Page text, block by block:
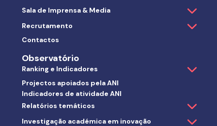
Sala de Imprensa & Media
Recrutamento
Contactos
Observatório
Ranking e Indicadores
Projectos apoiados pela ANI
Indicadores de atividade ANI
Relatórios temáticos
Investigação académica em inovação